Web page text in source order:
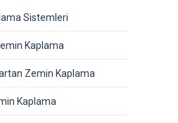
Sistemleri
Kaplama
Zemin Kaplama
Kaplama